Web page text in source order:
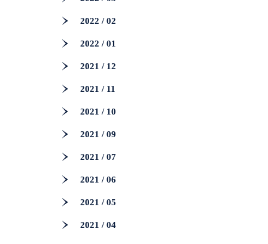
2022 / 02
2022 / 01
2021 / 12
2021 / 11
2021 / 10
2021 / 09
2021 / 07
2021 / 06
2021 / 05
2021 / 04